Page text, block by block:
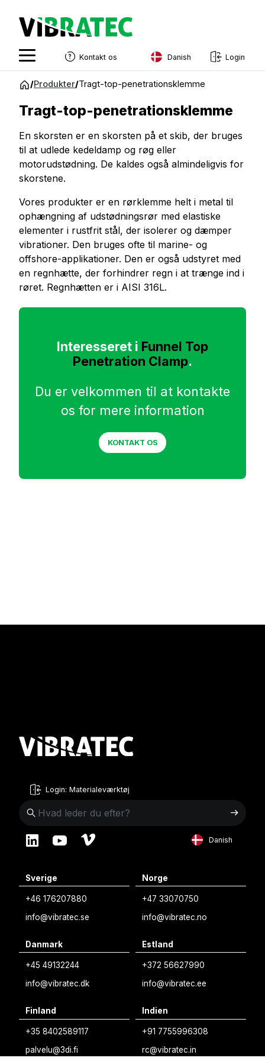
Spring
indhold
Kontakt os Danish
French
Estonian
Danish
Login
/Produkter/Tragt-top-penetrationsklemme
Tragt-top-penetrationsklemme
En skorsten er en skorsten på et skib, der bruges
til at udlede kedeldamp og røg eller
motorudstødning. De kaldes også almindeligvis for
skorstene.
Vores produkter er en rørklemme helt i metal til
ophængning af udstødningsrør med elastiske
elementer i rustfrit stål, der isolerer og dæmper
vibrationer. Den bruges ofte til marine- og
offshore-applikationer. Den er også udstyret med
en regnhætte, der forhindrer regn i at trænge ind i
røret. Regnhætten er i AISI 316L.
Interesseret i Funnel Top
Penetration Clamp.
Du er velkommen til at kontakte
os for mere information
KONTAKT OS
Login: Materialeværktøj
Danish
Sverige
+46 176207880
info@vibratec.se
Norge
+47 33070750
info@vibratec.no
Danmark
+45 49132244
info@vibratec.dk
Estland
+372 56627990
info@vibratec.ee
Finland
+35 8402589117
palvelu@3di.fi
Indien
+91 7755996308
rc@vibratec.in